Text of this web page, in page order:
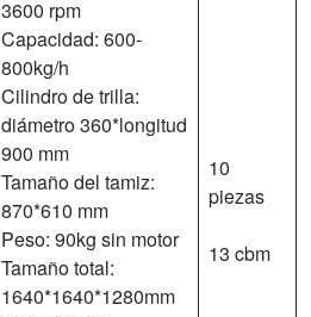
3600 rpm
Capacidad: 600-
800kg/h
Cilindro de trilla:
diámetro 360*longitud
900 mm
Tamaño del tamiz:
870*610 mm
Peso: 90kg sin motor
Tamaño total:
1640*1640*1280mm
10
piezas
13 cbm